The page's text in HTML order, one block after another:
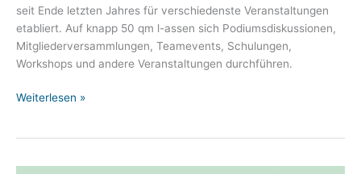
seit Ende letzten Jahres für verschiedenste Veranstaltungen
etabliert. Auf knapp 50 qm l-assen sich Podiumsdiskussionen,
Mitgliederversammlungen, Teamevents, Schulungen,
Workshops und andere Veranstaltungen durchführen.
Raumportrait:
Weiterlesen »